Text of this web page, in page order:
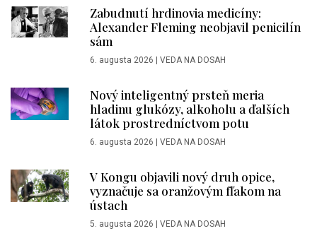
Zabudnutí hrdinovia medicíny:
Alexander Fleming neobjavil penicilín
sám
6. augusta 2026 VEDA NA DOSAH
Nový inteligentný prsteň meria
hladinu glukózy, alkoholu a ďalších
látok prostredníctvom potu
6. augusta 2026 VEDA NA DOSAH
V Kongu objavili nový druh opice,
vyznačuje sa oranžovým fľakom na
ústach
5. augusta 2026 VEDA NA DOSAH